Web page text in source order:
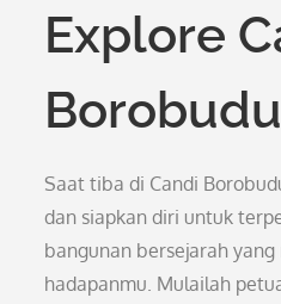
Explore
Saat tiba di Candi
dan siapkan diri untuk
bangunan bersejarah
hadapanmu. Mulailah